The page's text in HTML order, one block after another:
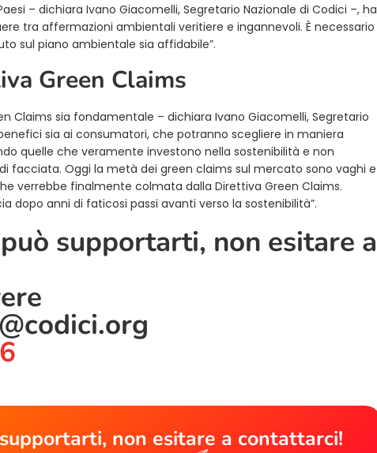
– dichiara Ivano Giacomelli, Segretario Nazionale di Codici –, ha
tra affermazioni ambientali veritiere e ingannevoli. È necessario
sul piano ambientale sia affidabile”.
Green Claims
Claims sia fondamentale – dichiara Ivano Giacomelli, Segretario
sia ai consumatori, che potranno scegliere in maniera
quelle che veramente investono nella sostenibilità e non
facciata. Oggi la metà dei green claims sul mercato sono vaghi e
verrebbe finalmente colmata dalla Direttiva Green Claims.
dopo anni di faticosi passi avanti verso la sostenibilità”.
supportarti, non esitare a
supportarti, non esitare a contattarci!